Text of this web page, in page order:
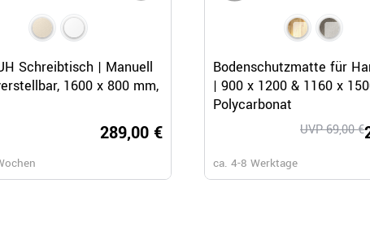
Schreibtisch | Manuell
1600 x 800 mm,
289,00 €
NOVA U Schreibtisch | 1600
mm, Ahorn
ca. 3-4 Wochen
Bodenschutzmatte für
| 900 x 1200 & 1160 x
Polycarbonat
UVP 69,00 €
ca. 4-8 Werktage